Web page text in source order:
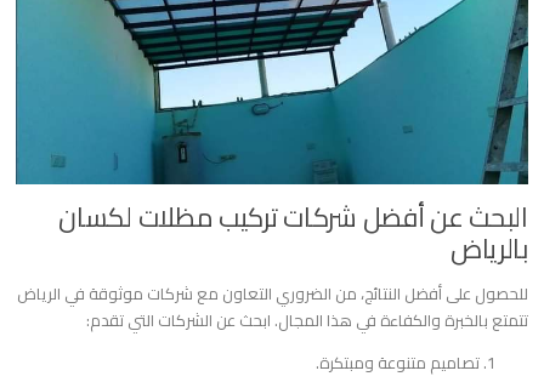
البحث عن أفضل شركات تركيب مظلات لكسان
بالرياض
للحصول على أفضل النتائج، من الضروري التعاون مع شركات موثوقة في الرياض
تتمتع بالخبرة والكفاءة في هذا المجال. ابحث عن الشركات التي تقدم:
تصاميم متنوعة ومبتكرة.